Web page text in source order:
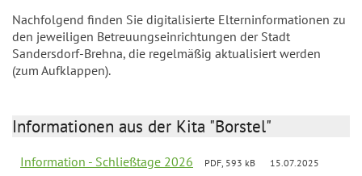
Nachfolgend finden Sie digitalisierte Elterninformationen zu
den jeweiligen Betreuungseinrichtungen der Stadt
Sandersdorf-Brehna, die regelmäßig aktualisiert werden
(zum Aufklappen).
Informationen aus der Kita "Borstel"
Information - Schließtage 2026 PDF, 593 kB 15.07.2025